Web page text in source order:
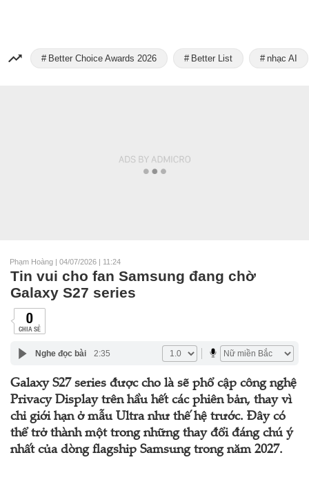
Better Choice Awards 2026 Better List nhạc AI
Phạm Hoàng | 04/07/2026 | 11:24
Tin vui cho fan Samsung đang chờ
Galaxy S27 series
0
CHIA SẺ
Nghe đọc bài 2:35
Galaxy S27 series được cho là sẽ phổ cập công nghệ
Privacy Display trên hầu hết các phiên bản, thay vì
chỉ giới hạn ở mẫu Ultra như thế hệ trước. Đây có
thể trở thành một trong những thay đổi đáng chú ý
nhất của dòng flagship Samsung trong năm 2027.